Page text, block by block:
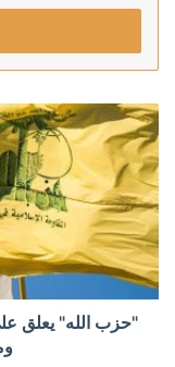
الإلكتروني
"حزب الله" يعلق